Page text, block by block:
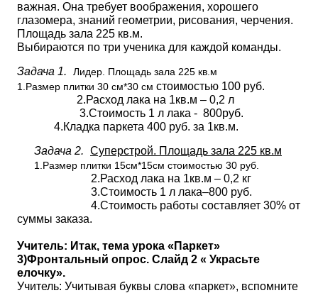
важная. Она требует воображения, хорошего
глазомера, знаний геометрии, рисования, черчения.
Площадь зала 225 кв.м.
Выбираются по три ученика для каждой команды.
Задача 1.
Лидер. Площадь зала 225 кв.м
1.Размер плитки 30 см*30 см стоимостью 100 руб.
2.Расход лака на 1кв.м – 0,2 л
3.Стоимость 1 л лака - 800руб.
4.Кладка паркета 400 руб. за 1кв.м.
Задача 2. Суперстрой. Площадь зала 225 кв.м
1.Размер плитки 15см*15см стоимостью 30 руб.
2.Расход лака на 1кв.м – 0,2 кг
3.Стоимость 1 л лака–800 руб.
4.Стоимость работы составляет 30% от
суммы заказа.
Учитель: Итак, тема урока «Паркет»
3)Фронтальный опрос. Слайд 2 « Украсьте
елочку».
Учитель: Учитывая буквы слова «паркет», вспомните